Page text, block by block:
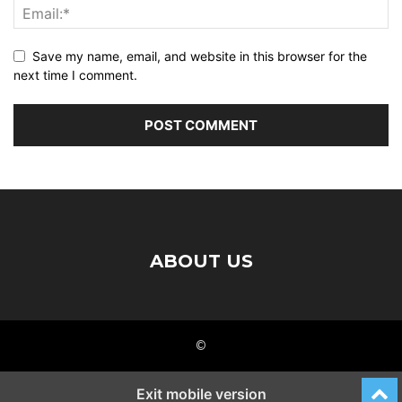
Save my name, email, and website in this browser for the
next time I comment.
ABOUT US
©
Exit mobile version